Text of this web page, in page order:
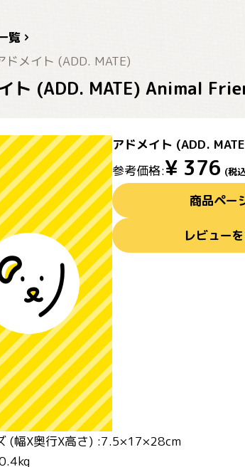
覧
ドメイト (ADD. MATE)
ト (ADD. MATE) Animal
アドメイト (ADD.
参考価格:¥ 376 (税
商品ペー
レビュー
(幅X奥行X高さ) :7.5×17×28cm